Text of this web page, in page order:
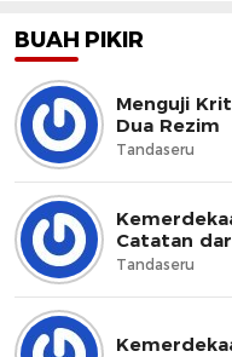
BUAH PIKIR
Menguji
Dua Rezim
Tandaseru
Catatan
Tandaseru